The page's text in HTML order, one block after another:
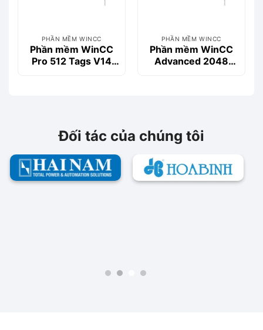
PHẦN MỀM WINCC
Phần mềm WinCC
Pro 512 Tags V14
PHẦN MỀM WINCC
Phần mềm WinCC
Advanced 2048
Đối tác của chúng tôi